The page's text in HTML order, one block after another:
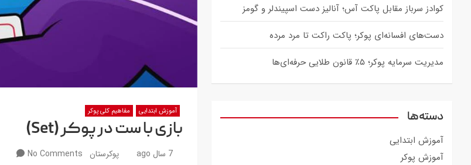
آموزش ابتدایی مفاهیم کلی پوکر
بازی با ست در پوکر (Set)
7 سال ago پوکرستان No Comments
کوادز سرباز مقابل پاکت آس؛ آنالیز دست اسپیندلر و گومز
دست‌های افسانه‌ای پوکر؛ پاکت راکت تا مرد مرده
مدیریت سرمایه پوکر؛ ۵٪ قانون طلایی حرفه‌ای‌ها
دسته‌ها
آموزش ابتدایی
آموزش پوکر